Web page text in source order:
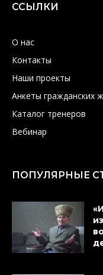
ССЫЛКИ
О нас
Контакты
Наши проекты
Анкеты гражданских
Каталог тренеров
Вебинар
ПОПУЛЯРНЫЕ